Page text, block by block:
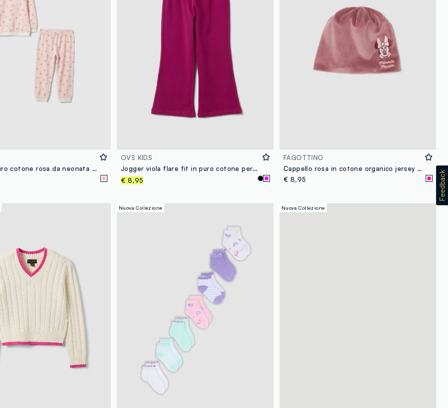
Pigiama in puro cotone rosa da neonata regular fit con ciliegie
OVS KIDS
Jogger viola flare fit in puro cotone per bambina
€ 8,95
FAGOTTINO
Cappello rosa in cotone organico jersey con ricamo Minnie per bimba
€ 8,95
Nuova Collezione Nuova Collezione